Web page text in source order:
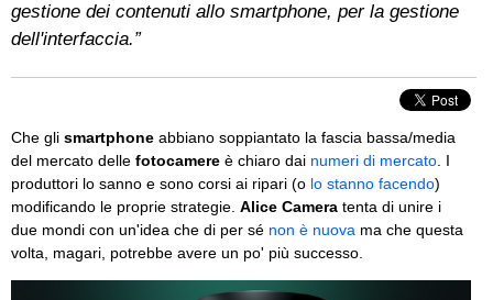
gestione dei contenuti allo smartphone, per la gestione
dell'interfaccia.”
Che gli smartphone abbiano soppiantato la fascia bassa/media
del mercato delle fotocamere è chiaro dai numeri di mercato . I
produttori lo sanno e sono corsi ai ripari (o lo stanno facendo)
modificando le proprie strategie. Alice Camera tenta di unire i
due mondi con un'idea che di per sé non è nuova ma che questa
volta, magari, potrebbe avere un po' più successo.